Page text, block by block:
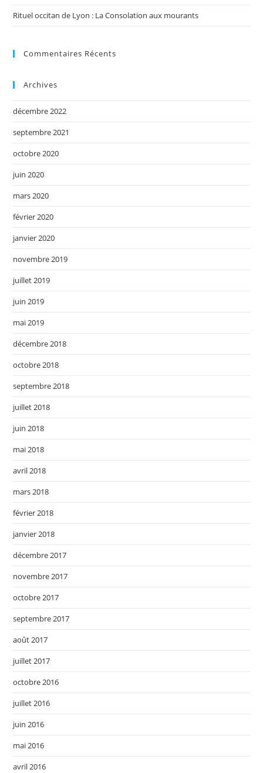
Rituel occitan de Lyon : La Consolation aux mourants
Commentaires Récents
Archives
décembre 2022
septembre 2021
octobre 2020
juin 2020
mars 2020
février 2020
janvier 2020
novembre 2019
juillet 2019
juin 2019
mai 2019
décembre 2018
octobre 2018
septembre 2018
juillet 2018
juin 2018
mai 2018
avril 2018
mars 2018
février 2018
janvier 2018
décembre 2017
novembre 2017
octobre 2017
septembre 2017
août 2017
juillet 2017
octobre 2016
juillet 2016
juin 2016
mai 2016
avril 2016